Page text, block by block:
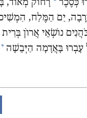
יַם הַמֶּלַח,‏
נוֹשְׂאֵי אֲרוֹן
עָבְרוּ בָּאֲדָמָה הַיְּבֵשָׁה +